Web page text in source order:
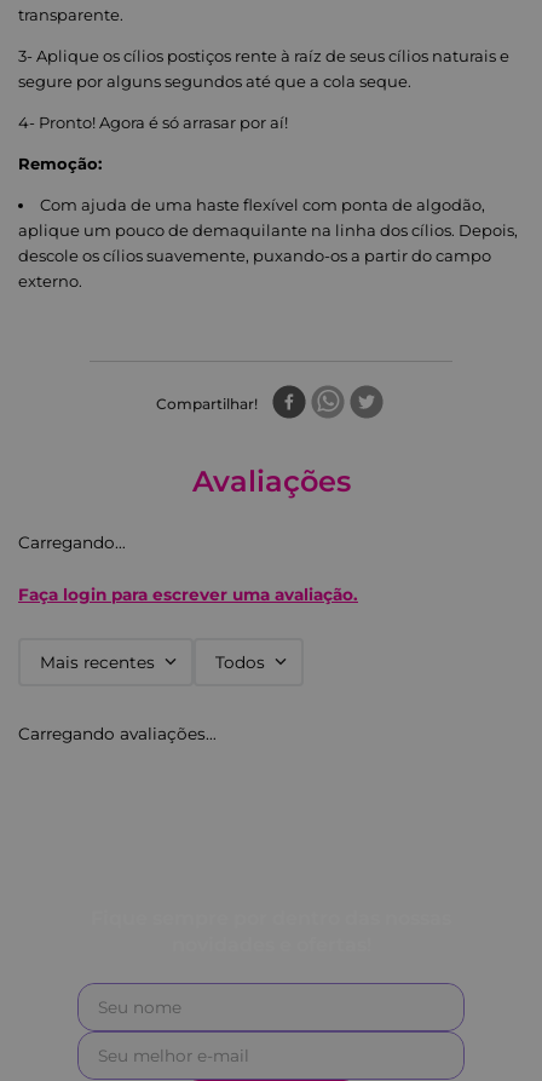
transparente.
3- Aplique os cílios postiços rente à raíz de seus cílios naturais e
segure por alguns segundos até que a cola seque.
4- Pronto! Agora é só arrasar por aí!
Remoção:
Com ajuda de uma haste flexível com ponta de algodão,
aplique um pouco de demaquilante na linha dos cílios. Depois,
descole os cílios suavemente, puxando-os a partir do campo
externo.
Compartilhar
Avaliações
Carregando…
Faça login para escrever uma avaliação.
Mais recentes Todos
Carregando avaliações…